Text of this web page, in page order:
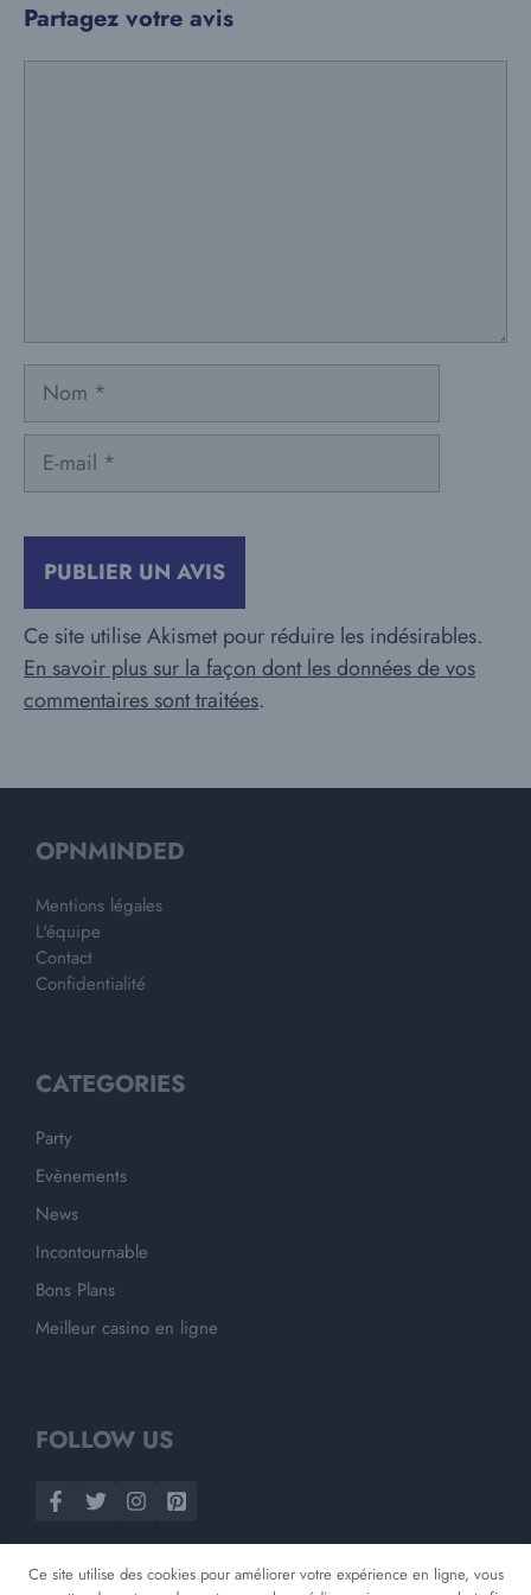
Partagez votre avis
Nom
mail
Ce site utilise Akismet pour réduire les indésirables.
En savoir plus sur la façon dont les données de vos
commentaires sont traitées.
OPNMINDED
Mentions légales
L'équipe
Contact
Confidentialité
CATEGORIES
Party
Evènements
News
Incontournable
Bons Plans
Meilleur casino en ligne
FOLLOW US
Ce site utilise des cookies pour améliorer votre expérience en ligne, vous